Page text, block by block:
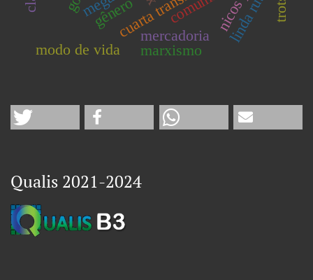
mercadoria
gênero
marxismo
modo de vida
Qualis 2021-2024